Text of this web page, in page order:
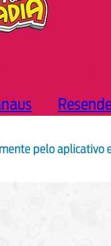
pelo aplicativo